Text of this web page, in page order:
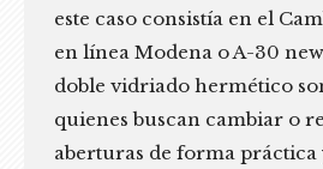
este caso consistía en el
en línea Modena o A-30
doble vidriado hermético
quienes buscan cambiar o
aberturas de forma práctica